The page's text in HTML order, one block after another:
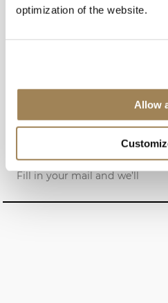
optimization of the website.
Allow
LAD OS